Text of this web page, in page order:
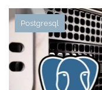
Postgresql